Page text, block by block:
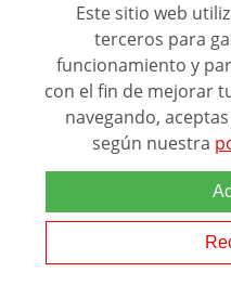
Registrar Centro (FREE)
C/ Faraday, 7 - Oficina
28049 Madrid, España
Grupo Eurohispana. Todos los
derechos reservados.
Este sitio web
terceros para
funcionamiento y
con el fin de mejorar
navegando,
según nuestra